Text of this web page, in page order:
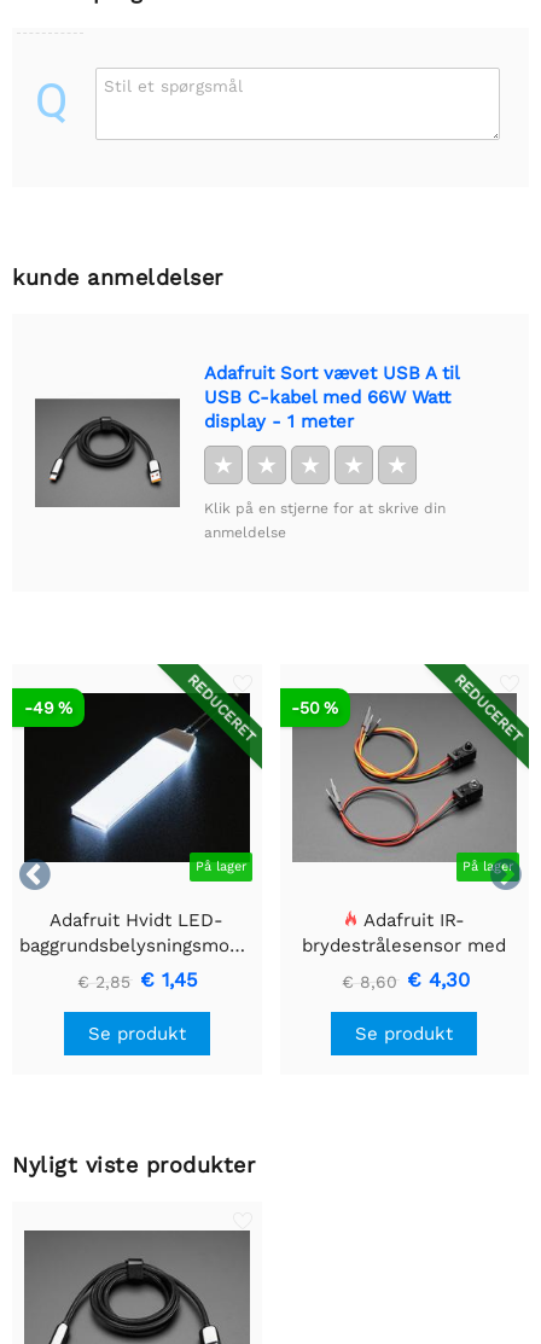
Q Stil et spørgsmål
kunde anmeldelser
Adafruit Sort vævet USB A til
USB C-kabel med 66W Watt
display - 1 meter
★ ★ ★ ★ ★
Klik på en stjerne for at skrive din
anmeldelse


REDUCERET
På lager
-49 %
Adafruit Hvidt LED-
baggrundsbelysningsmodul
- Lille 12mm x 40mm
€ 2,85 € 1,45
Se produkt
REDUCERET
På lager
-50 %
Adafruit IR-
brydestrålesensor med
premium ledningsstuds -
5 mm LED'er
€ 8,60 € 4,30
Se produkt
Nyligt viste produkter